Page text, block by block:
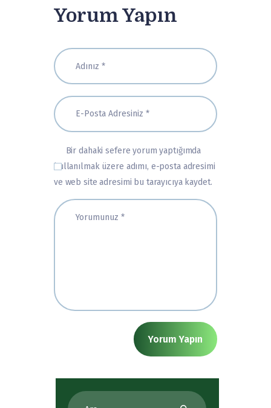
Yorum Yapın
Bir dahaki sefere yorum yaptığımda
kullanılmak üzere adımı, e-posta adresimi
ve web site adresimi bu tarayıcıya kaydet.
Arama: